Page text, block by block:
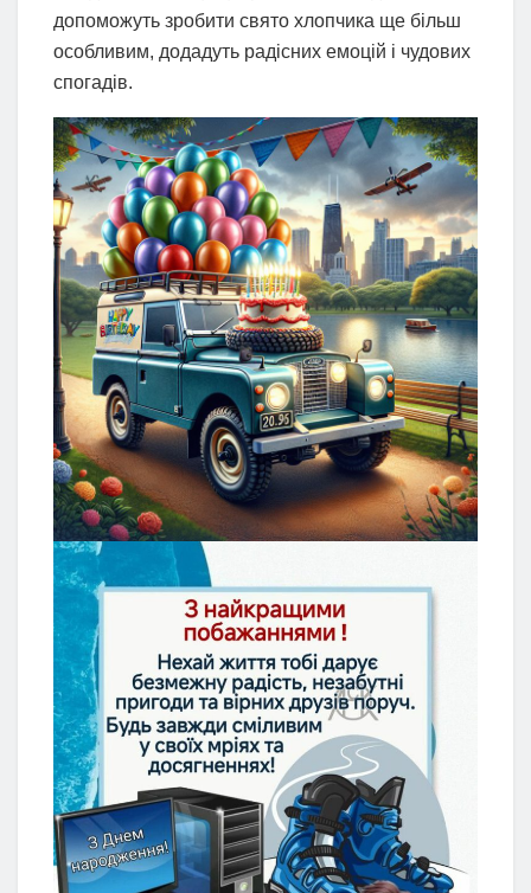
допоможуть зробити свято хлопчика ще більш
особливим, додадуть радісних емоцій і чудових
спогадів.